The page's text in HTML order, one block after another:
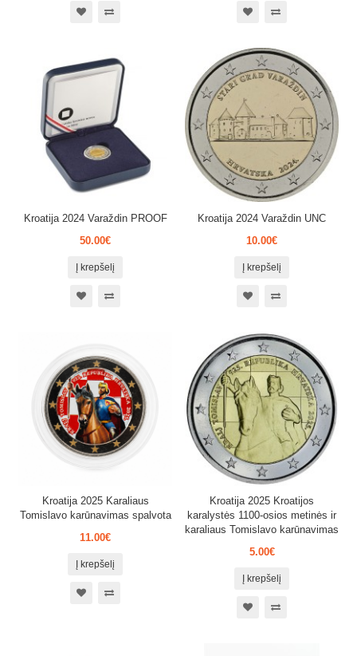
Kroatija 2024 Varaždin PROOF
50.00€
Į krepšelį
Kroatija 2024 Varaždin UNC
10.00€
Į krepšelį
Kroatija 2025 Karaliaus
Tomislavo karūnavimas spalvota
11.00€
Į krepšelį
Kroatija 2025 Kroatijos
karalystės 1100-osios metinės ir
karaliaus Tomislavo karūnavimas
5.00€
Į krepšelį